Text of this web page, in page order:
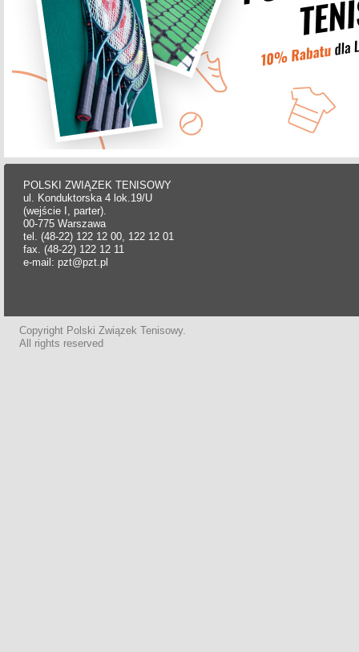
POLSKI ZWIĄZEK TENISOWY
ul. Konduktorska 4 lok.19/U
(wejście I, parter).
00-775 Warszawa
tel. (48-22) 122 12 00, 122 12 01
fax. (48-22) 122 12 11
e-mail: pzt@pzt.pl
Copyright Polski Związek Tenisowy.
All rights reserved